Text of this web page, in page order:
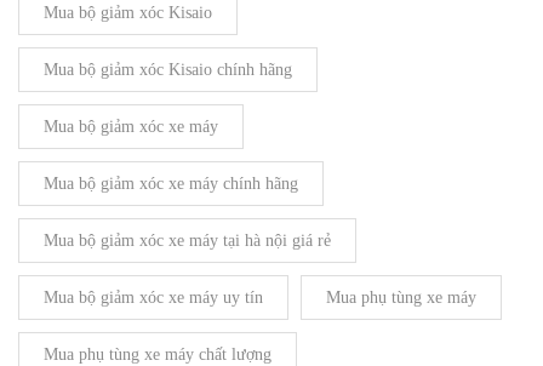
Mua bộ giảm xóc Kisaio
Mua bộ giảm xóc Kisaio chính hãng
Mua bộ giảm xóc xe máy
Mua bộ giảm xóc xe máy chính hãng
Mua bộ giảm xóc xe máy tại hà nội giá rẻ
Mua bộ giảm xóc xe máy uy tín Mua phụ tùng xe máy
Mua phụ tùng xe máy chất lượng